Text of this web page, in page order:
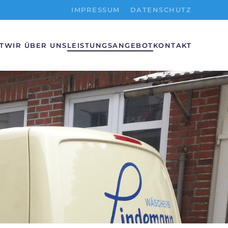
IMPRESSUM DATENSCHUTZ
WIR ÜBER UNSLEISTUNGSANGEBOTKONTAKT